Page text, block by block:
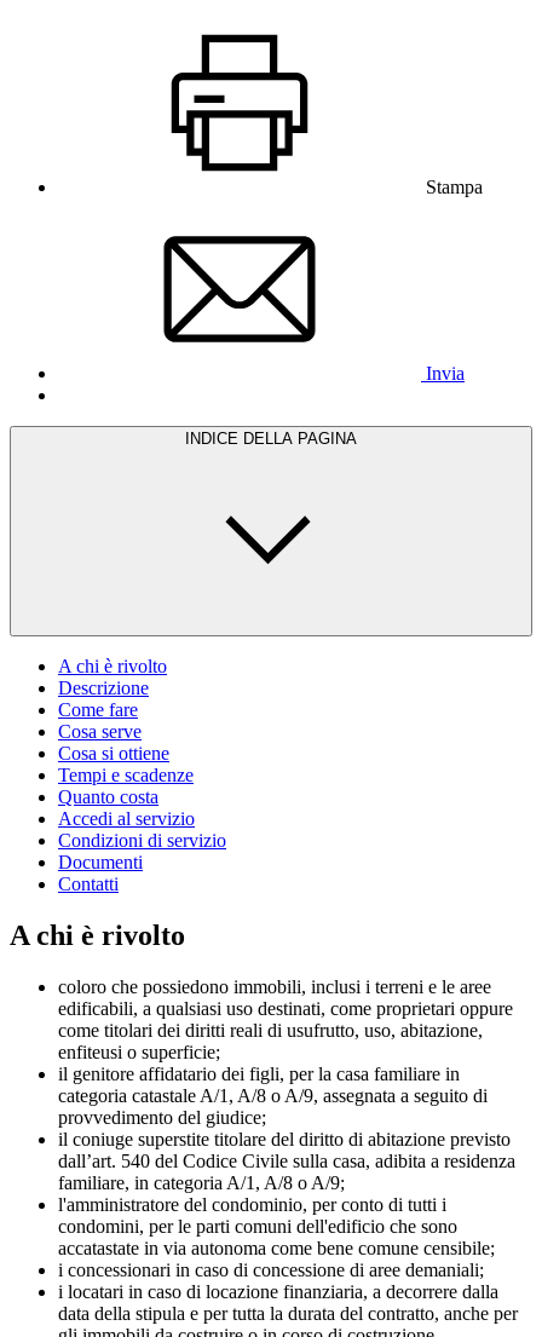
Stampa
Invia
INDICE DELLA PAGINA
A chi è rivolto
Descrizione
Come fare
Cosa serve
Cosa si ottiene
Tempi e scadenze
Quanto costa
Accedi al servizio
Condizioni di servizio
Documenti
Contatti
A chi è rivolto
coloro che possiedono immobili, inclusi i terreni e le aree
edificabili, a qualsiasi uso destinati, come proprietari oppure
come titolari dei diritti reali di usufrutto, uso, abitazione,
enfiteusi o superficie;
il genitore affidatario dei figli, per la casa familiare in
categoria catastale A/1, A/8 o A/9, assegnata a seguito di
provvedimento del giudice;
il coniuge superstite titolare del diritto di abitazione previsto
dall’art. 540 del Codice Civile sulla casa, adibita a residenza
familiare, in categoria A/1, A/8 o A/9;
l'amministratore del condominio, per conto di tutti i
condomini, per le parti comuni dell'edificio che sono
accatastate in via autonoma come bene comune censibile;
i concessionari in caso di concessione di aree demaniali;
i locatari in caso di locazione finanziaria, a decorrere dalla
data della stipula e per tutta la durata del contratto, anche per